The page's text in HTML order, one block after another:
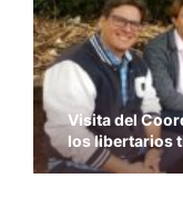
Visita del
los libertarios